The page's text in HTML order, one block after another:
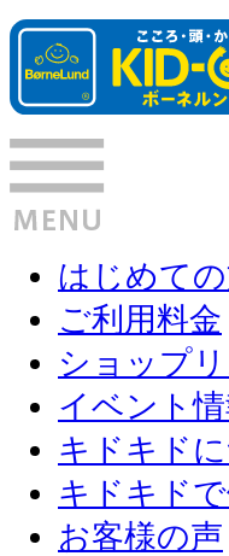
はじめて
ご利用料金
ショップ
イベント情
キドキド
キドキド
お客様の声